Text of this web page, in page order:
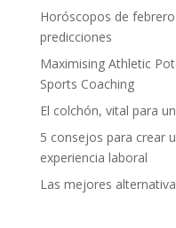
Horóscopos de
predicciones
Maximising Athletic
Sports Coaching
El colchón, vital para
5 consejos para crear
experiencia laboral
Las mejores